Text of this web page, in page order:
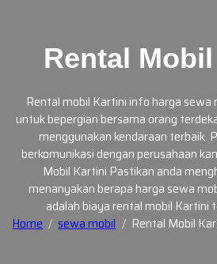
Rental
Rental mobil Kartini info harga sewa
untuk bepergian bersama orang
menggunakan kendaraan terbaik.
berkomunikasi dengan perusahaan
Mobil Kartini Pastikan anda
menanyakan berapa harga sewa
adalah biaya rental mobil Kartini
Home
sewa mobil Rental Mobil